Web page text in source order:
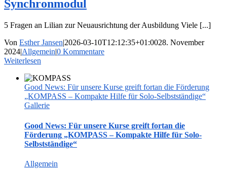
Synchronmodul
5 Fragen an Lilian zur Neuausrichtung der Ausbildung Viele [...]
Von Esther Jansen|2026-03-10T12:12:35+01:0028. November
2024|Allgemein|0 Kommentare
Weiterlesen
Good News: Für unsere Kurse greift fortan die Förderung
„KOMPASS – Kompakte Hilfe für Solo-Selbstständige“
Gallerie
Good News: Für unsere Kurse greift fortan die
Förderung „KOMPASS – Kompakte Hilfe für Solo-
Selbstständige“
Allgemein